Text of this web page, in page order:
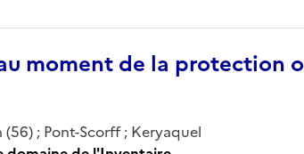
moment de la protection
; Pont-Scorff ; Keryaquel